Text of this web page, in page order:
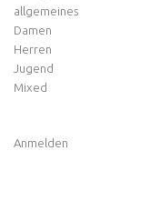
allgemeines
Damen
Herren
Jugend
Mixed
Anmelden